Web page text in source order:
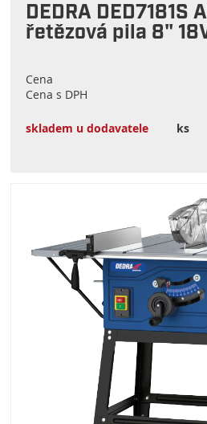
DEDRA DED7181S
řetězová pila 8"
Cena
Cena s DPH
skladem u dodavatele ks